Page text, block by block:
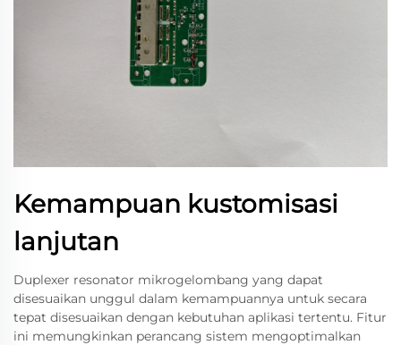
Kemampuan kustomisasi
lanjutan
Duplexer resonator mikrogelombang yang dapat
disesuaikan unggul dalam kemampuannya untuk secara
tepat disesuaikan dengan kebutuhan aplikasi tertentu. Fitur
ini memungkinkan perancang sistem mengoptimalkan